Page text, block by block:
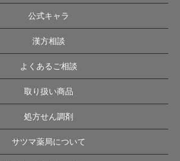
公式キャラ
漢方相談
よくあるご相談
取り扱い商品
処方せん調剤
サツマ薬局について